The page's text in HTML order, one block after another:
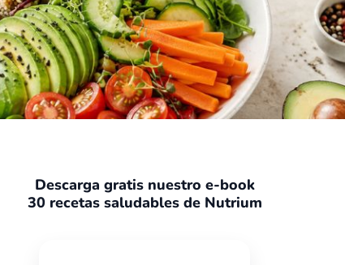
Descarga gratis nuestro e-book
30 recetas saludables de Nutrium